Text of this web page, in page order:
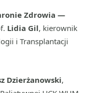
Zdrowia —
Lidia Gil, kierownik
i Transplantacji
Dzierżanowski,